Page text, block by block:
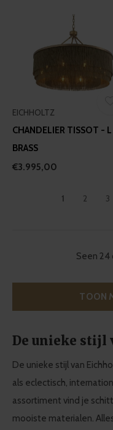
EICHHOLTZ
CHANDELIER TISSOT -
BRASS
€3.995,00
1 2 3
Seen
TOON
De unieke stijl
De unieke stijl van
als eclectisch,
assortiment vind je
mooiste materialen.